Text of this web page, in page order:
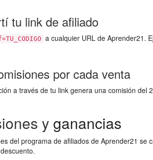
tu link de afiliado
a cualquier URL de Aprender21.
por cada venta
a través de tu link genera una comisión del
y ganancias
del programa de afiliados de Aprender21